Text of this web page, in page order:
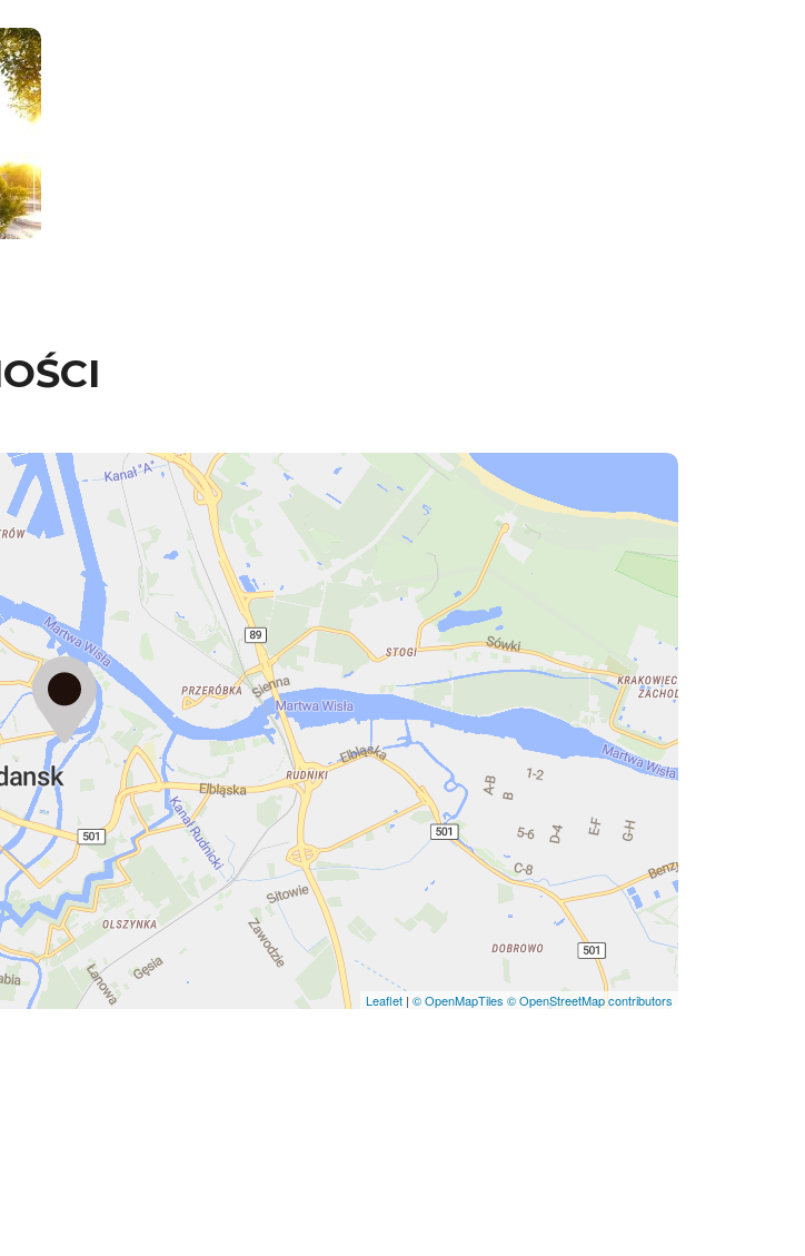
Leaflet | © OpenMapTiles © OpenStreetMap contributors